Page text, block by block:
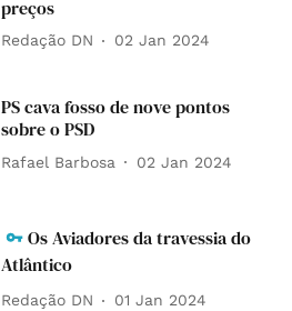
preços
Redação DN 02 Jan 2024
PS cava fosso de nove pontos
sobre o PSD
Rafael Barbosa 02 Jan 2024
Os Aviadores da travessia do
Atlântico
Redação DN 01 Jan 2024